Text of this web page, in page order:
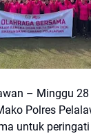
– Minggu
Polres
untuk peringati